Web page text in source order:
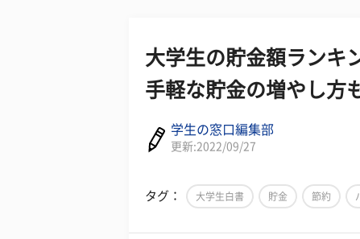
大学生の貯金額ランキ
手軽な貯金の増やし方
学生の窓口編集部
更新:2022/09/27
タグ： 大学生白書 貯金 節約